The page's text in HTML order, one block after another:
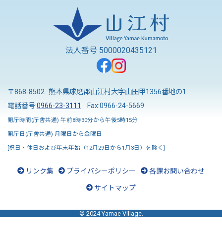
法人番号 5000020435121
〒868-8502 熊本県球磨郡山江村大字山田甲1356番地の1
電話番号:0966-23-3111 Fax:0966-24-5669
開庁時間(庁舎共通) 午前8時30分から午後5時15分
開庁日(庁舎共通) 月曜日から金曜日
[祝日・休日および年末年始（12月29日から1月3日）を除く]
リンク集 プライバシーポリシー 各課お問い合わせ
サイトマップ
© 2024 Yamae Village.